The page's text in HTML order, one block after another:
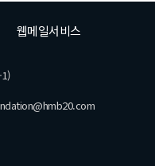
웹메일서비스